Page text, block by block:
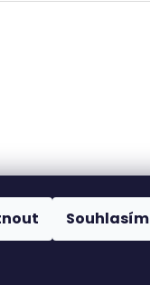
Souhlasím